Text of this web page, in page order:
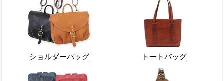
ショルダーバッグ トートバッグ